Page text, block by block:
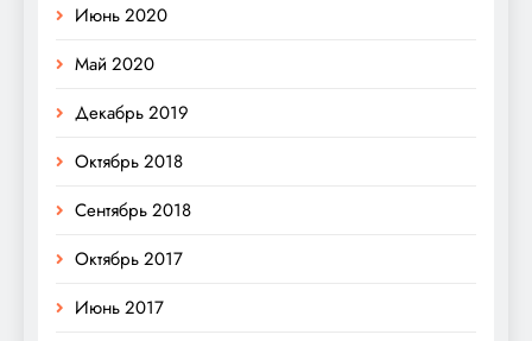
Июнь 2020
Май 2020
Декабрь 2019
Октябрь 2018
Сентябрь 2018
Октябрь 2017
Июнь 2017